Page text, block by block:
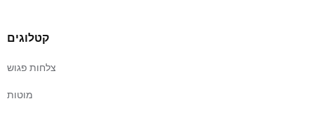
קטלוגים
צלחות פגוש
מוטות